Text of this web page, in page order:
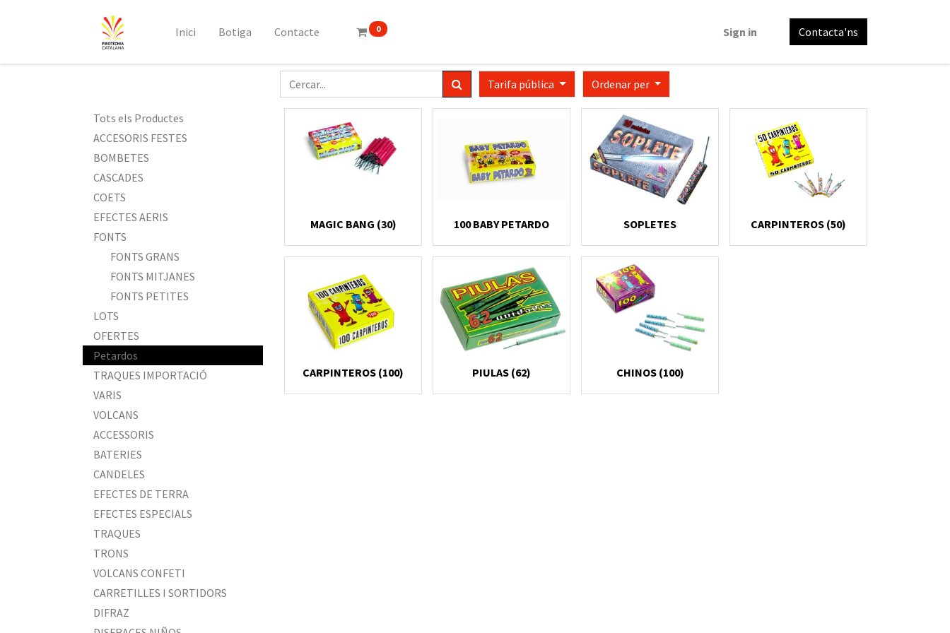
Inici Botiga Contacte 0 Sign in Contacta'ns
Tarifa pública Ordenar per
Tots els Productes
ACCESORIS FESTES
BOMBETES
CASCADES
COETS
EFECTES AERIS
FONTS
FONTS GRANS
FONTS MITJANES
FONTS PETITES
LOTS
OFERTES
Petardos
TRAQUES IMPORTACIÓ
VARIS
VOLCANS
ACCESSORIS
BATERIES
CANDELES
EFECTES DE TERRA
EFECTES ESPECIALS
TRAQUES
TRONS
VOLCANS CONFETI
CARRETILLES I SORTIDORS
DIFRAZ
MAGIC BANG (30) 100 BABY PETARDO SOPLETES CARPINTEROS (50)
CARPINTEROS (100) PIULAS (62) CHINOS (100)